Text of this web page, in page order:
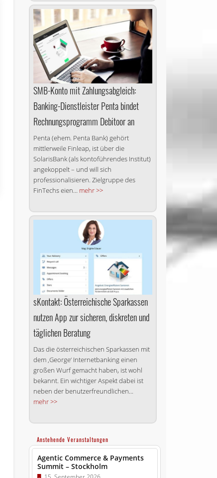
SMB-Konto mit Zahlungs­abgleich:
Banking-Dienst­leister Penta bindet
Rech­nungs­­­pro­gramm Debitoor an
Penta (ehem. Penta Bank) gehört
mittlerweile Finleap, ist über die
SolarisBank (als kontoführendes Institut)
angekoppelt – und will sich
professionalisieren. Zielgruppe des
FinTechs eien... mehr >>
sKontakt: Österreichische Sparkassen
nutzen App zur sicheren, diskreten und
täglichen Beratung
Das die österreichischen Spar­kassen mit
dem ‚George‘ In­ter­net­ban­king einen
großen Wurf gemacht haben, ist wohl
bekannt. Ein wichtiger Aspekt dabei ist
neben der benutzerfreundlichen...
mehr >>
Anstehende Veranstaltungen
Agentic Commerce & Payments
Summit – Stockholm